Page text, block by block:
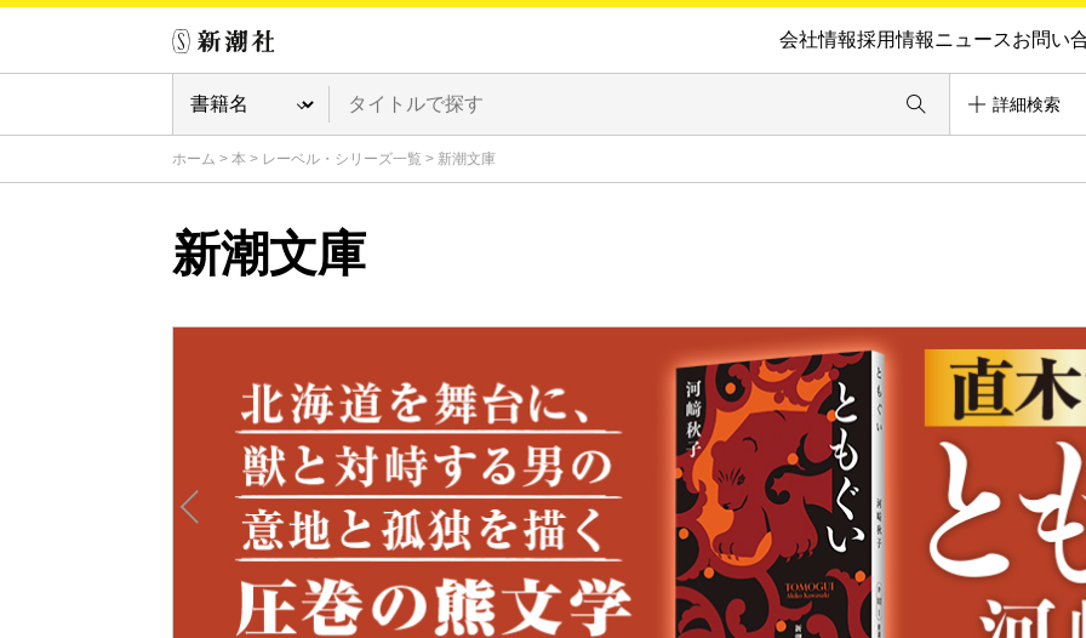
会社情報採用情報ニュースお問い
詳細検索
ホーム > 本 > レーベル・シリーズ一覧 > 新潮文庫
新潮文庫